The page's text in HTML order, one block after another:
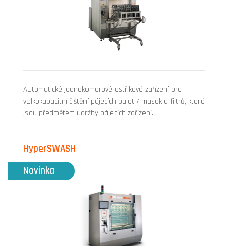
Automatické jednokomorové ostřikové zařízení pro
velkokapacitní čištění pájecích palet / masek a filtrů, které
jsou předmětem údržby pájecích zařízení.
Novinka
HyperSWASH